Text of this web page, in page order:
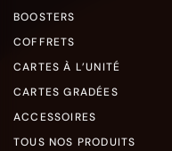
BOOSTERS
COFFRETS
CARTES À L’UNITÉ
CARTES GRADÉES
ACCESSOIRES
TOUS NOS PRODUITS